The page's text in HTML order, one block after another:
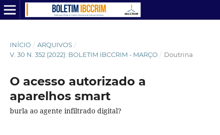
INÍCIO / ARQUIVOS /
V. 30 N. 352 (2022): BOLETIM IBCCRIM - MARÇO / Doutrina
O acesso autorizado a
aparelhos smart
burla ao agente infiltrado digital?